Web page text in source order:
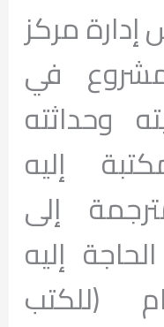
مركز
في
وحداثته
إليه
إلى
إليه
(للكتب